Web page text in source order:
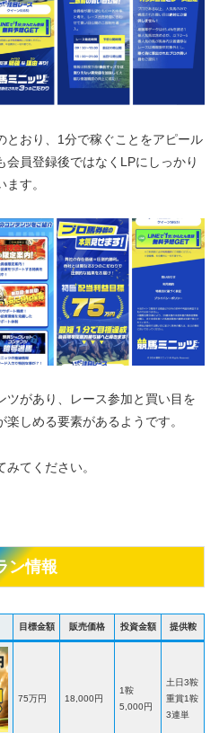
とおり、1分で稼ぐことをアピール
会員登録後ではなくLPにしっかり
す。
ツがあり、レース参加と買い目を
しめる要素があるようです。
てください。
ン情報
目標金額 販売価格 投資金額 提供鞍
75万円 18,000円
1鞍
5,000円
土日3鞍
重賞1鞍
3連単